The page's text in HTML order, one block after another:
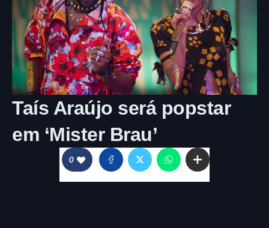
Taís Araújo será popstar
em ‘Mister Brau’
0